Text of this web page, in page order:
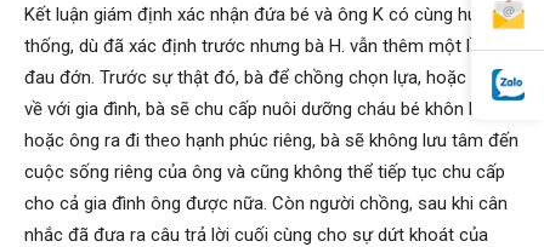
Kết luận giám định xác nhận đứa bé và ông K có cùng huyết
thống, dù đã xác định trước nhưng bà H. vẫn thêm một lần
đau đớn. Trước sự thật đó, bà để chồng chọn lựa, hoặc quay
về với gia đình, bà sẽ chu cấp nuôi dưỡng cháu bé khôn lớn,
hoặc ông ra đi theo hạnh phúc riêng, bà sẽ không lưu tâm đến
cuộc sống riêng của ông và cũng không thể tiếp tục chu cấp
cho cả gia đình ông được nữa. Còn người chồng, sau khi cân
nhắc đã đưa ra câu trả lời cuối cùng cho sự dứt khoát của